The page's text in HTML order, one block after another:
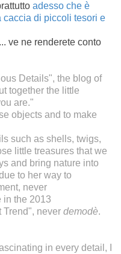
adesso che è
caccia di piccoli tesori e
ve ne renderete conto
Details", the blog of
together the little
are."
objects and to make
such as shells, twigs,
little treasures that we
and bring nature into
to her way to
never
in the 2013
Trend", never demodè.
in every detail, I